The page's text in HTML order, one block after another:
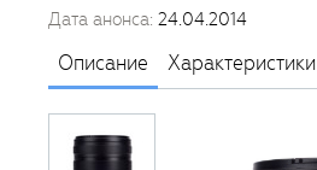
Дата анонса: 24.04.2014
Описание Характеристики